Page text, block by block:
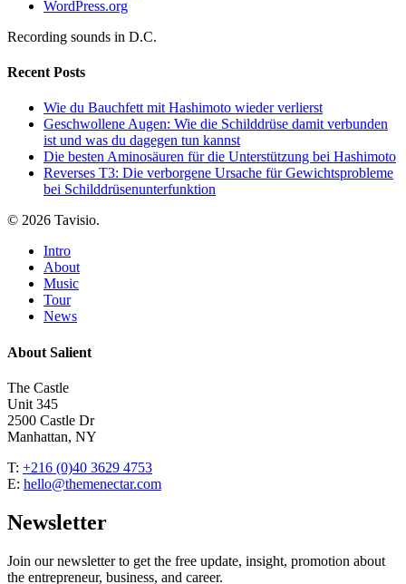
WordPress.org
Recording sounds in D.C.
Recent Posts
Wie du Bauchfett mit Hashimoto wieder verlierst
Geschwollene Augen: Wie die Schilddrüse damit verbunden
ist und was du dagegen tun kannst
Die besten Aminosäuren für die Unterstützung bei Hashimoto
Reverses T3: Die verborgene Ursache für Gewichtsprobleme
bei Schilddrüsenunterfunktion
© 2026 Tavisio.
Close
Menu
Intro
About
Music
Tour
News
About Salient
The Castle
Unit 345
2500 Castle Dr
Manhattan, NY
T: +216 (0)40 3629 4753
E: hello@themenectar.com
Newsletter
Join our newsletter to get the free update, insight, promotion about
the entrepreneur, business, and career.